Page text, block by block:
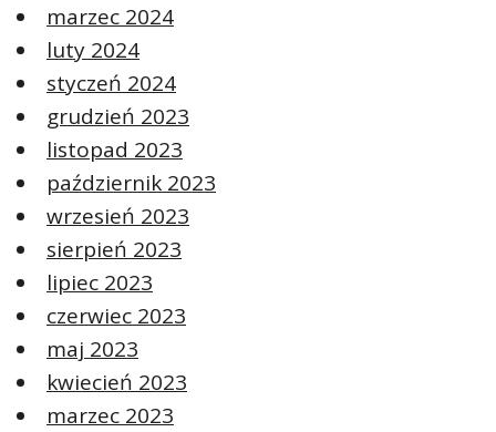
marzec 2024
luty 2024
styczeń 2024
grudzień 2023
listopad 2023
październik 2023
wrzesień 2023
sierpień 2023
lipiec 2023
czerwiec 2023
maj 2023
kwiecień 2023
marzec 2023